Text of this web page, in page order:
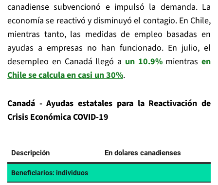
canadiense subvencionó e impulsó la demanda. La
economía se reactivó y disminuyó el contagio. En Chile,
mientras tanto, las medidas de empleo basadas en
ayudas a empresas no han funcionado. En julio, el
desempleo en Canadá llegó aun 10.9%mientras en
Chile se calcula en casi un 30%.
Canadá - Ayudas estatales para la Reactivación de
Crisis Económica COVID-19